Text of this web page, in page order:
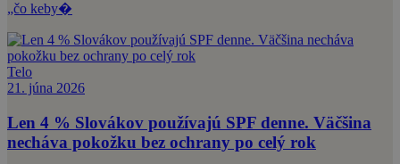
„čo keby�
Telo
21. júna 2026
Len 4 % Slovákov používajú SPF denne. Väčšina
necháva pokožku bez ochrany po celý rok